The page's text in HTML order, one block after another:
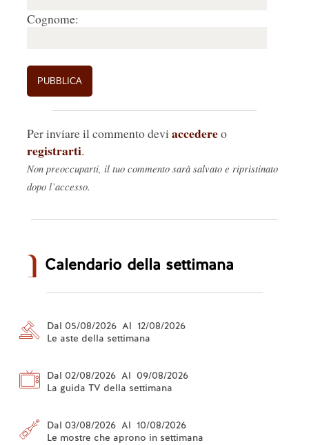
Cognome:
Per inviare il commento devi accedereo
registrarti.
Non preoccuparti, il tuo commento sarà salvato e ripristinato
dopo l’accesso.
Calendario della settimana
Dal 05/08/2026 Al 12/08/2026
Le aste della settimana
Dal 02/08/2026 Al 09/08/2026
La guida TV della settimana
Dal 03/08/2026 Al 10/08/2026
Le mostre che aprono in settimana